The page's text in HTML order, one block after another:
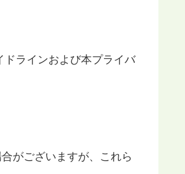
ラインおよび本プライバ
がございますが、これら